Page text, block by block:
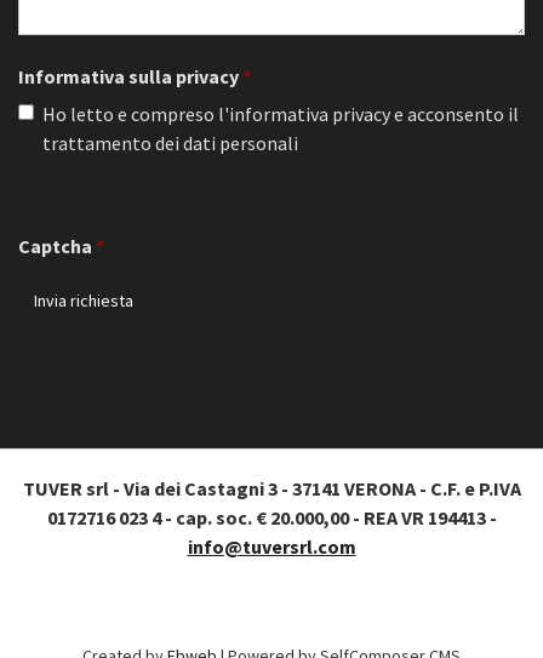
Informativa sulla privacy
Ho letto e compreso l'informativa privacy e acconsento il
trattamento dei dati personali
Captcha
TUVER srl - Via dei Castagni 3 - 37141 VERONA - C.F. e P.IVA
0172716 023 4 - cap. soc. € 20.000,00 - REA VR 194413 -
info@tuversrl.com